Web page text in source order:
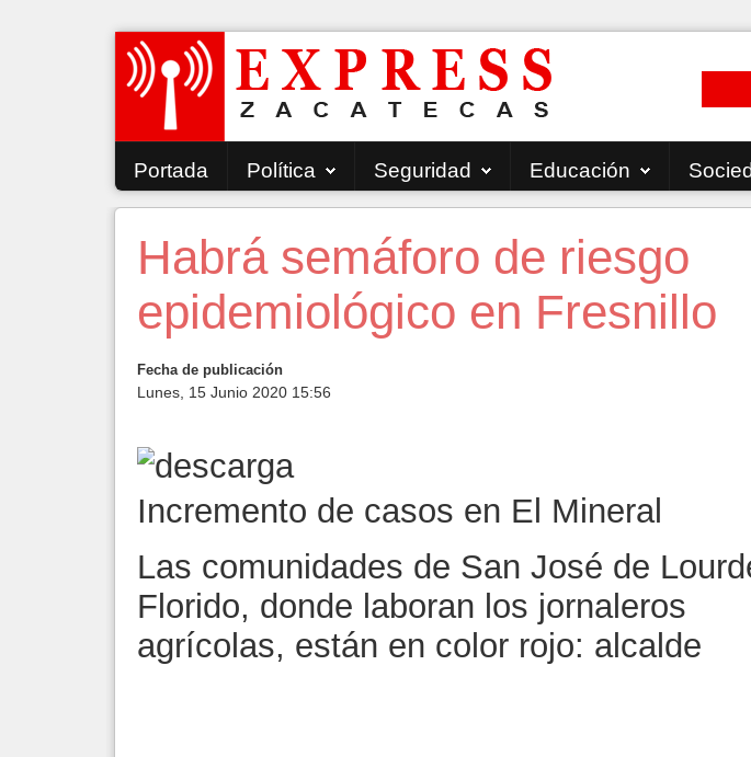
Portada Política Seguridad Educación
Habrá semáforo de riesgo
epidemiológico en Fresnillo
Fecha de publicación
Lunes, 15 Junio 2020 15:56
Incremento de casos en El Mineral
Las comunidades de San José de
Florido, donde laboran los jornaleros
agrícolas, están en color rojo: alcalde